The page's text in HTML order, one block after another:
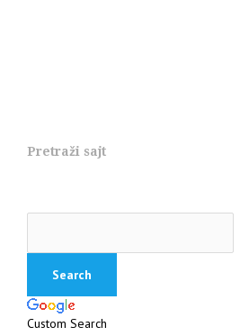
Pretraži sajt
Custom Search